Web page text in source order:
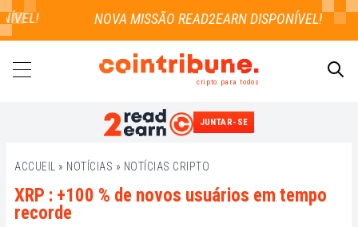
cripto para todos
JUNTAR-SE
ACCUEIL » NOTÍCIAS » NOTÍCIAS CRIPTO
XRP : +100 % de novos usuários em tempo
recorde